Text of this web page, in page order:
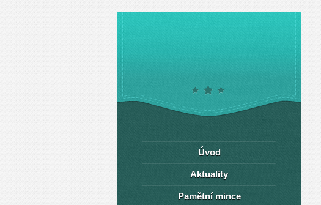
Úvod
Aktuality
Pamětní mince